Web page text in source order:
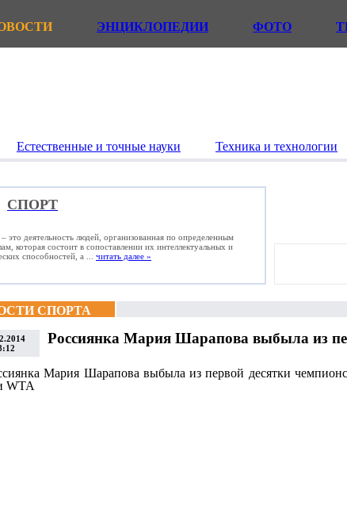
ЭНЦИКЛОПЕДИИ ФОТО
Естественные и точные науки Техника и технологии
СПОРТ
это деятельность людей, организованная по определенным
которая состоит в сопоставлении их интеллектуальных и
способностей, а ... читать далее »
СПОРТА
Россиянка Мария Шарапова выбыла из